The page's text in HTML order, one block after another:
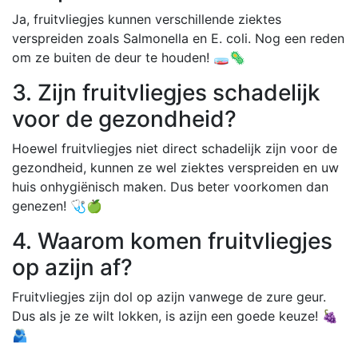
Ja, fruitvliegjes kunnen verschillende ziektes
verspreiden zoals Salmonella en E. coli. Nog een reden
om ze buiten de deur te houden! 🧫🦠
3. Zijn fruitvliegjes schadelijk
voor de gezondheid?
Hoewel fruitvliegjes niet direct schadelijk zijn voor de
gezondheid, kunnen ze wel ziektes verspreiden en uw
huis onhygiënisch maken. Dus beter voorkomen dan
genezen! 🩺🍏
4. Waarom komen fruitvliegjes
op azijn af?
Fruitvliegjes zijn dol op azijn vanwege de zure geur.
Dus als je ze wilt lokken, is azijn een goede keuze! 🍇
🫂